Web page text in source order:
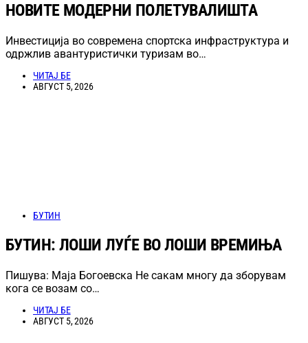
НОВИТЕ МОДЕРНИ ПОЛЕТУВАЛИШТА
Инвестиција во современа спортска инфраструктура и
одржлив авантуристички туризам во…
ЧИТАЈ БЕ
АВГУСТ 5, 2026
БУТИН
БУТИН: ЛОШИ ЛУЃЕ ВО ЛОШИ ВРЕМИЊА
Пишува: Маја Богоевска Не сакам многу да зборувам
кога се возам со…
ЧИТАЈ БЕ
АВГУСТ 5, 2026